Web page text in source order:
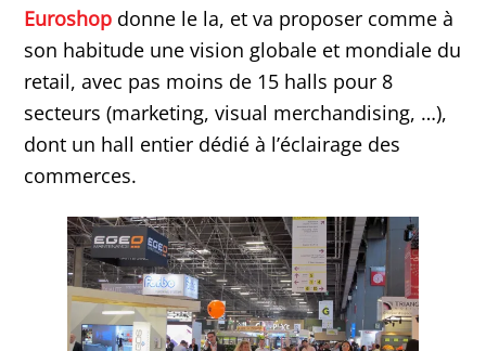
Euroshop donne le la, et va proposer comme à
son habitude une vision globale et mondiale du
retail, avec pas moins de 15 halls pour 8
secteurs (marketing, visual merchandising, …),
dont un hall entier dédié à l’éclairage des
commerces.